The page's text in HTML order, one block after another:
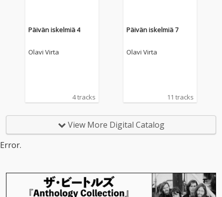
Päivän iskelmiä 4
Olavi Virta
4 tracks
Päivän iskelmiä 7
Olavi Virta
11 tracks
View More Digital Catalog
Error.